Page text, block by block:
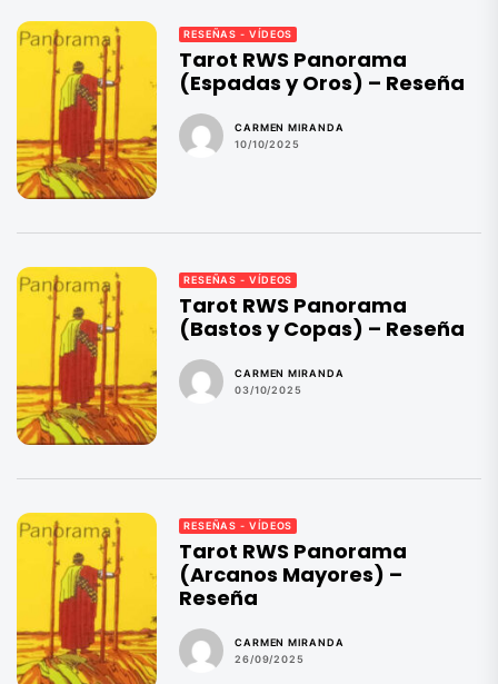
RESEÑAS - VÍDEOS
Tarot RWS Panorama
(Espadas y Oros) – Reseña
CARMEN MIRANDA
10/10/2025
RESEÑAS - VÍDEOS
Tarot RWS Panorama
(Bastos y Copas) – Reseña
CARMEN MIRANDA
03/10/2025
RESEÑAS - VÍDEOS
Tarot RWS Panorama
(Arcanos Mayores) –
Reseña
CARMEN MIRANDA
26/09/2025